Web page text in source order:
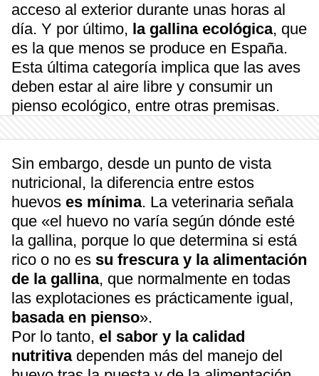
acceso al exterior durante unas horas al
día. Y por último, la gallina ecológica, que
es la que menos se produce en España.
Esta última categoría implica que las aves
deben estar al aire libre y consumir un
pienso ecológico, entre otras premisas.
Sin embargo, desde un punto de vista
nutricional, la diferencia entre estos
huevos es mínima. La veterinaria señala
que «el huevo no varía según dónde esté
la gallina, porque lo que determina si está
rico o no es su frescura y la alimentación
de la gallina, que normalmente en todas
las explotaciones es prácticamente igual,
basada en pienso».
Por lo tanto, el sabor y la calidad
nutritiva dependen más del manejo del